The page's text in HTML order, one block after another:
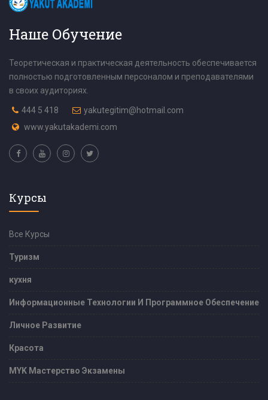
Наше Обучение
Теоретическая и практическая деятельность обеспечивается
полностью подготовленным персоналом и преподавателями
в своих аудиториях.
444 5 418
yakutegitim@hotmail.com
www.yakutakademi.com
Курсы
Все Курсы
Туризм
кухня
Информационные Технологии И Программное Обеспечение
Личное Развитие
Красота
MYK Мастерство Экзамены